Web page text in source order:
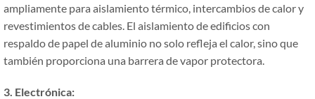
ampliamente para aislamiento térmico, intercambios de calor y
revestimientos de cables. El aislamiento de edificios con
respaldo de papel de aluminio no solo refleja el calor, sino que
también proporciona una barrera de vapor protectora.
3. Electrónica: